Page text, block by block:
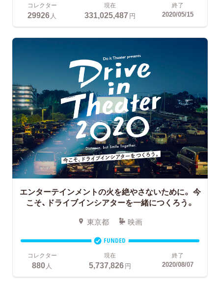
コレクター
29926人
現在
331,025,487円
終了
2020/05/15
エンターテインメントの火を絶やさないために。 今
こそ、ドライブインシアターを一緒につくろう。
東京都 映画
FUNDED
コレクター
880 人
現在
5,737,826円
終了
2020/08/07